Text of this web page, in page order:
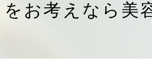
お考えなら美